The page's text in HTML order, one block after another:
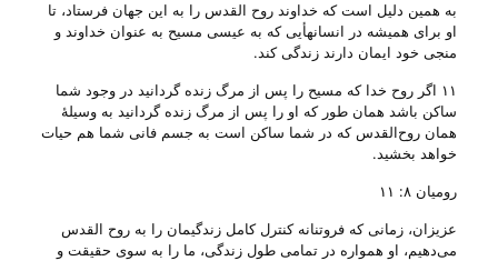
به همین دلیل است که خداوند روح القدس را به این جهان فرستاد، تا
او برای همیشه در انسانهأیی که به عیسی مسیح به عنوان خداوند و
منجی خود ایمان دارند زندگی کند.
۱۱ اگر روح خدا که مسیح را پس از مرگ زنده گردانید در وجود شما
ساکن باشد همان طور که او را پس از مرگ زنده گردانید به وسیلۀ
همان روح‌القدس که در شما ساکن است به جسم فانی شما هم حیات
خواهد بخشید‌.
رومیان ۸: ۱۱
عزیزان، زمانی که فروتنانه کنترل کامل زندگیمان را به روح القدس
می‌‌دهیم، او همواره در تمامی طول زندگی، ما را به سوی حقیقت و